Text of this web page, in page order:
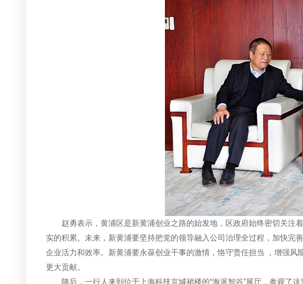
赵勇表示，黄浦区是新黄浦创业之路的始发地，区政府始终密切关注
实的积累。未来，新黄浦要坚持把党的领导融入公司治理全过程，加快
企业活力和效率。新黄浦要永葆创业干事的激情，恪守责任担当 ，增强
更大贡献。
随后，一行人来到位于上海科技京城裙楼的“海派智谷”展厅，参观了